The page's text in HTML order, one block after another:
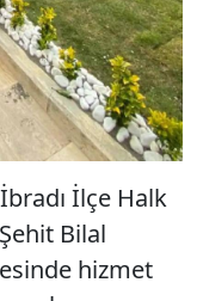
İlçe Halk
Bilal
hizmet